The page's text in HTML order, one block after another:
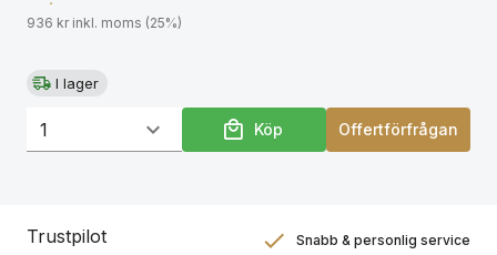
936 kr inkl. moms (25%)
I lager
Köp Offertförfrågan
Trustpilot Snabb & personlig service